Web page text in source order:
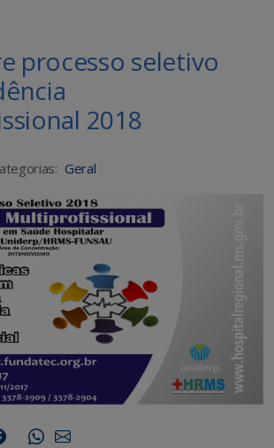
processo seletivo
2018
Geral